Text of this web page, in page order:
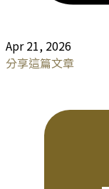
Apr 21, 2026
分享這篇文章